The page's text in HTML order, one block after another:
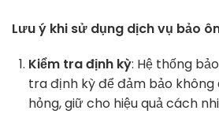
Lưu ý khi sử dụng dịch vụ bảo
Kiểm tra định kỳ: Hệ thống
tra định kỳ để đảm bảo không
hỏng, giữ cho hiệu quả cách